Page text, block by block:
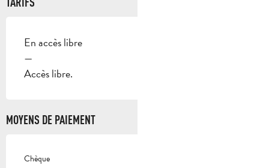
En accès libre
—
Accès libre.
MOYENS DE PAIEMENT
Chèque